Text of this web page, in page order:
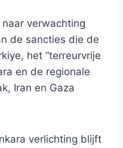
verwachting
de sancties die de
het “terreurvrije
en de regionale
Iran en Gaza
verlichting blijft